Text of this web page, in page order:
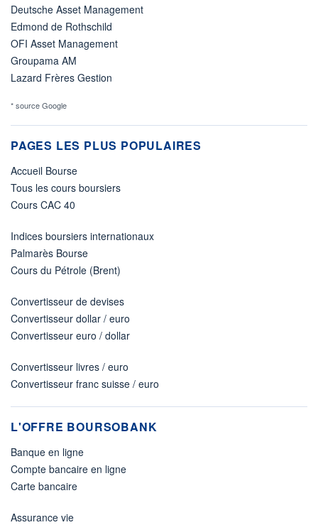
Deutsche Asset Management
Edmond de Rothschild
OFI Asset Management
Groupama AM
Lazard Frères Gestion
* source Google
PAGES LES PLUS POPULAIRES
Accueil Bourse
Tous les cours boursiers
Cours CAC 40
Indices boursiers internationaux
Palmarès Bourse
Cours du Pétrole (Brent)
Convertisseur de devises
Convertisseur dollar / euro
Convertisseur euro / dollar
Convertisseur livres / euro
Convertisseur franc suisse / euro
L'OFFRE BOURSOBANK
Banque en ligne
Compte bancaire en ligne
Carte bancaire
Assurance vie